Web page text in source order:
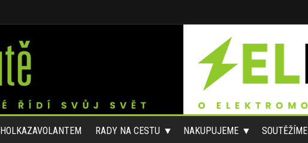
RADY NA CESTU NAKUPUJEME SOUTĚŽÍME